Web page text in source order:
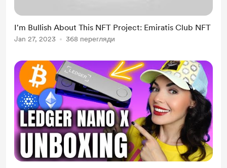
I'm Bullish About This NFT Project: Emiratis Club NFT
Jan 27, 2023 368 перегляди